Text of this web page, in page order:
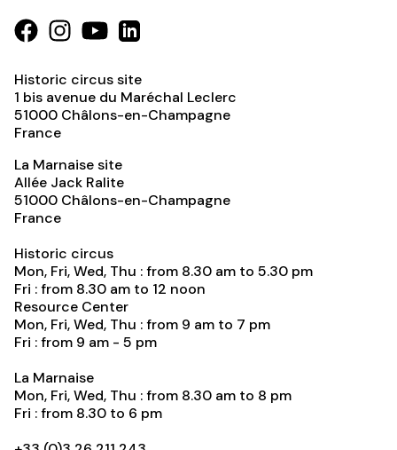
Historic circus site
1 bis avenue du Maréchal Leclerc
51000 Châlons-en-Champagne
France
La Marnaise site
Allée Jack Ralite
51000 Châlons-en-Champagne
France
Historic circus
Mon, Fri, Wed, Thu : from 8.30 am to 5.30 pm
Fri : from 8.30 am to 12 noon
Resource Center
Mon, Fri, Wed, Thu : from 9 am to 7 pm
Fri : from 9 am - 5 pm
La Marnaise
Mon, Fri, Wed, Thu : from 8.30 am to 8 pm
Fri : from 8.30 to 6 pm